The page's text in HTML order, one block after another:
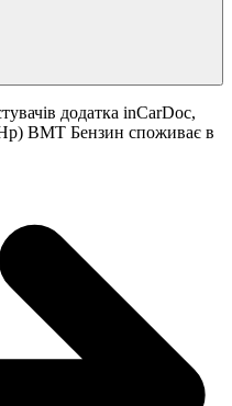
додатка inCarDoc,
BMT Бензин споживає в